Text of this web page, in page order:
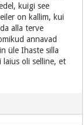
kuigi see
on kallim, kui
alla terve
annavad
üle Ihaste silla
laius oli selline, et